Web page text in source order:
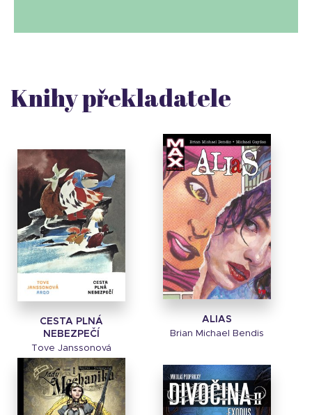
Knihy překladatele
CESTA PLNÁ
NEBEZPEČÍ
Tove Janssonová
ALIAS
Brian Michael Bendis